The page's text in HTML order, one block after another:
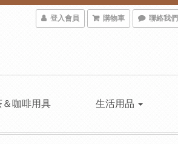
登入會員 購物車 聯絡我們
＆咖啡用具 生活用品